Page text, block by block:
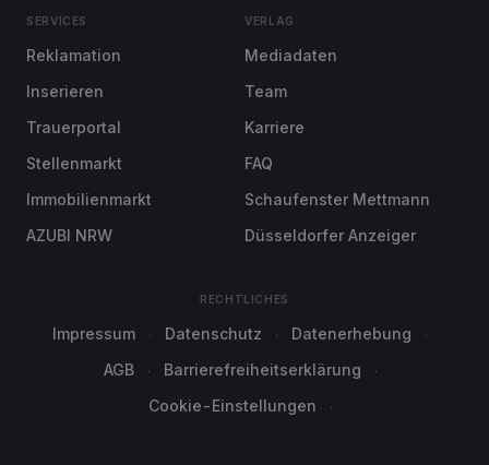
SERVICES
Reklamation
Inserieren
Trauerportal
Stellenmarkt
Immobilienmarkt
AZUBI NRW
VERLAG
Mediadaten
Team
Karriere
FAQ
Schaufenster Mettmann
Düsseldorfer Anzeiger
RECHTLICHES
Impressum Datenschutz
Datenerhebung
AGB
Barrierefreiheitserklärung
Cookie-Einstellungen